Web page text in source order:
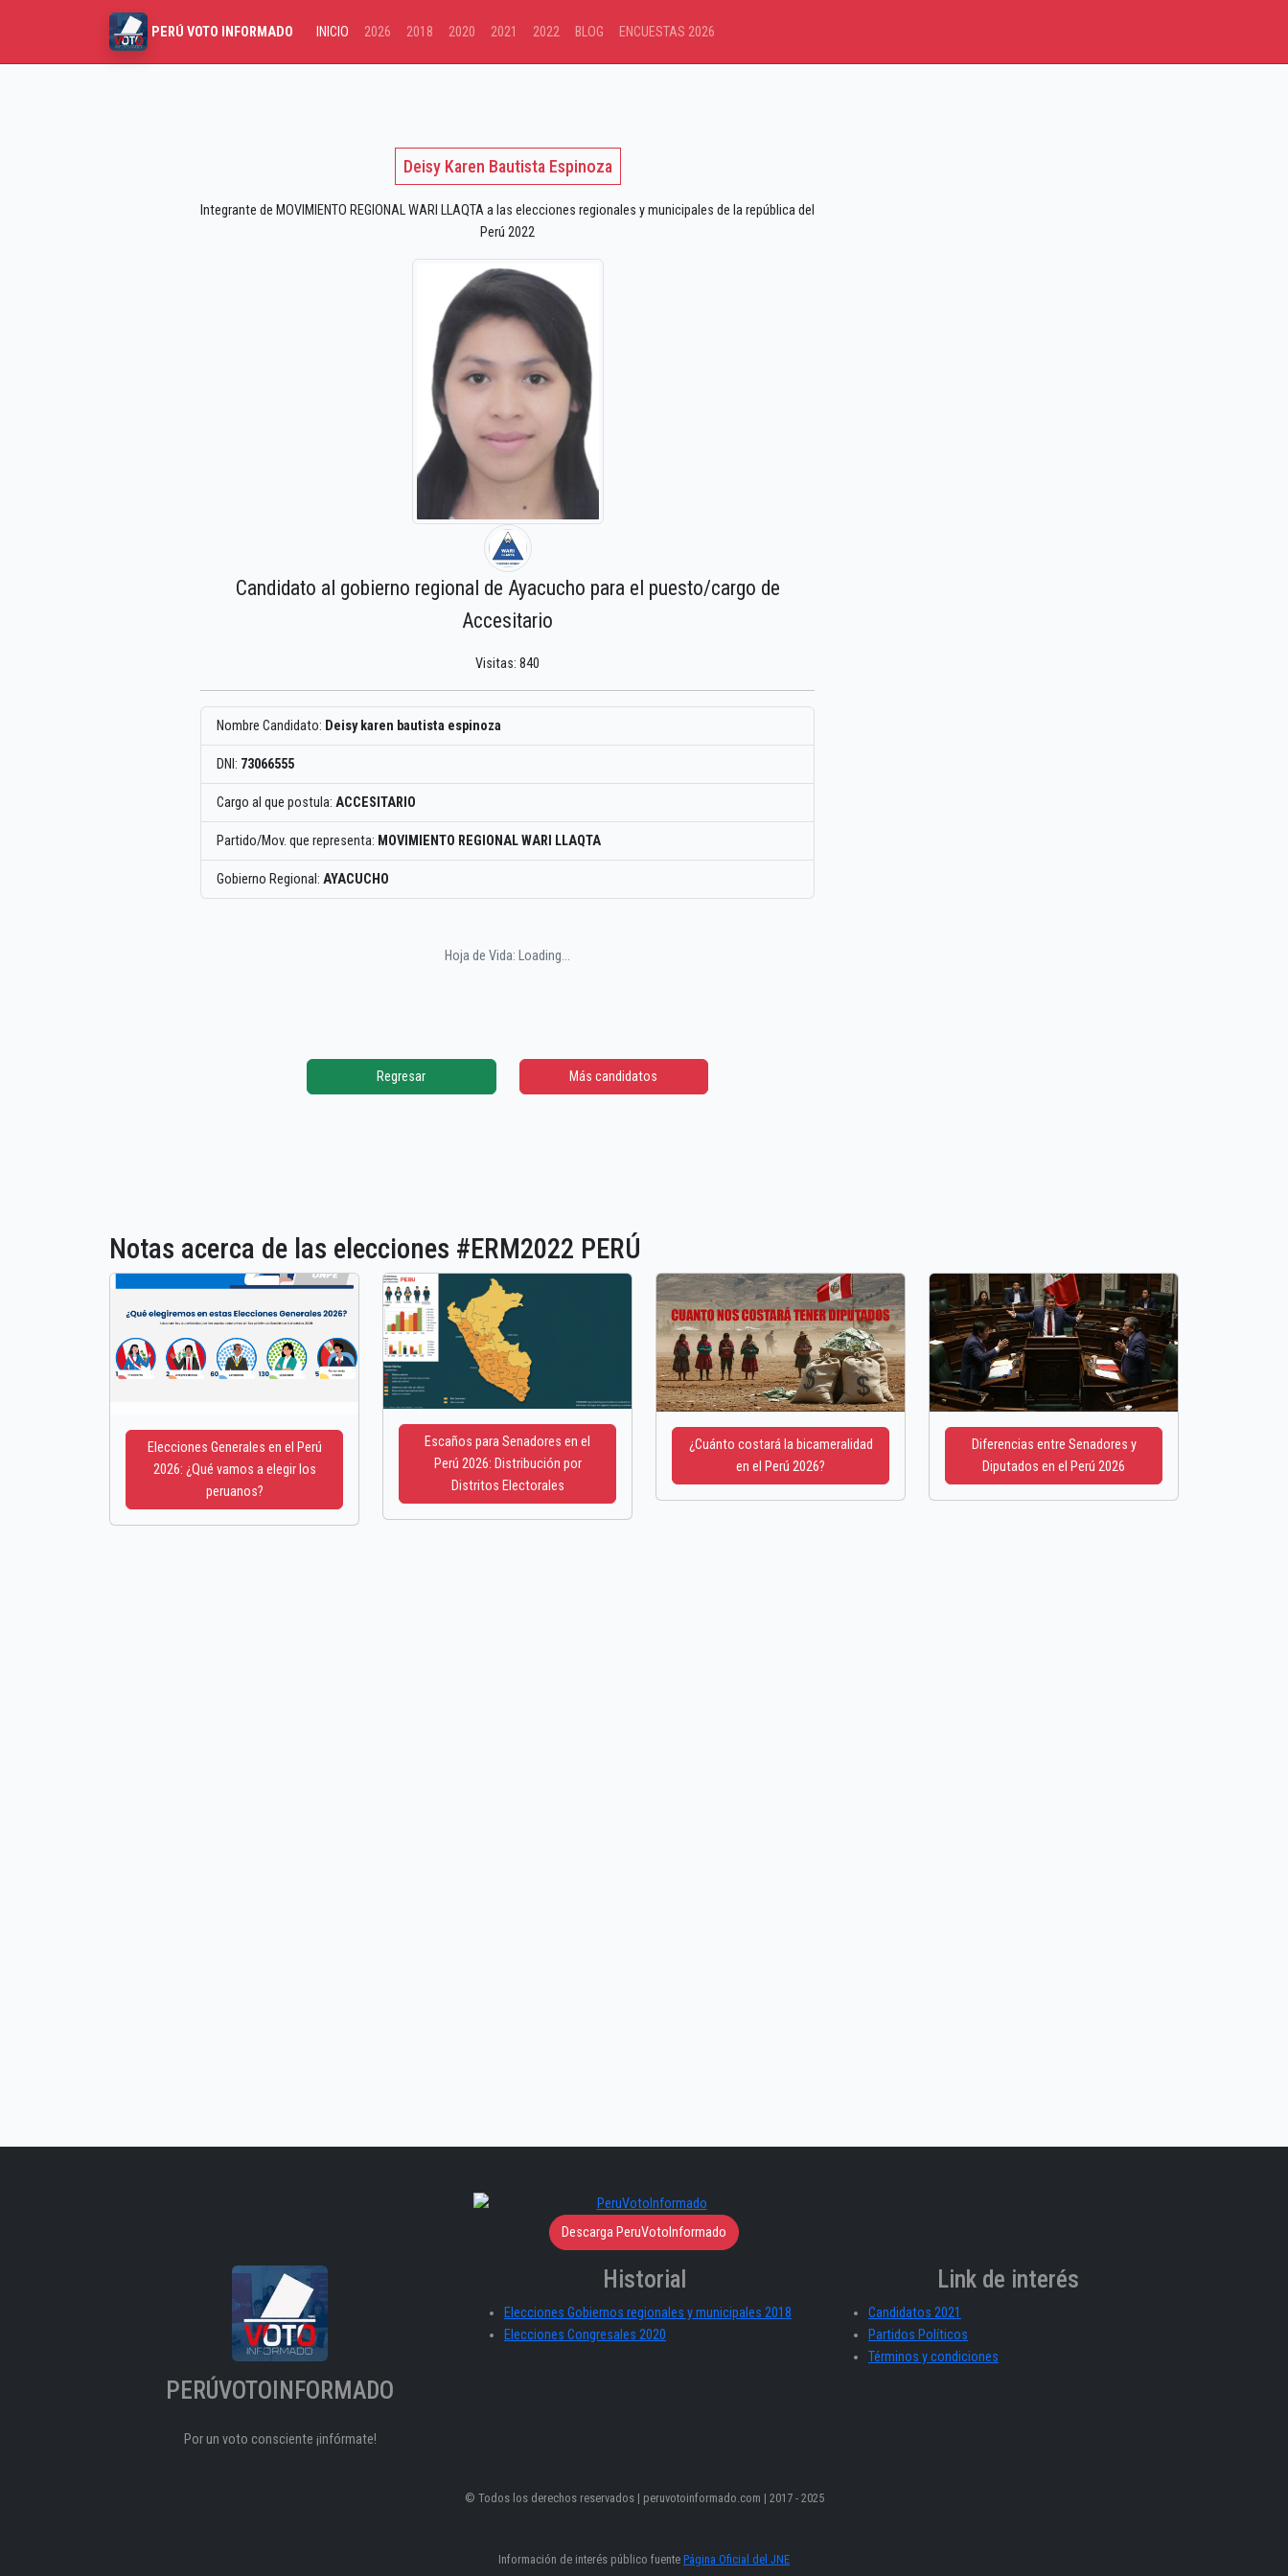
PERÚ VOTO INFORMADO INICIO 2026 2018 2020 2021 2022 BLOG ENCUESTAS 2026
Deisy Karen Bautista Espinoza
Integrante de MOVIMIENTO REGIONAL WARI LLAQTA a las elecciones regionales y municipales de la república del
Perú 2022
Candidato al gobierno regional de Ayacucho para el puesto/cargo de
Accesitario
Visitas: 840
Nombre Candidato: Deisy karen bautista espinoza
DNI: 73066555
Cargo al que postula: ACCESITARIO
Partido/Mov. que representa: MOVIMIENTO REGIONAL WARI LLAQTA
Gobierno Regional: AYACUCHO
Hoja de Vida: Loading...
Regresar Más candidatos
Notas acerca de las elecciones #ERM2022 PERÚ
Elecciones Generales en el Perú
2026: ¿Qué vamos a elegir los
peruanos?
Escaños para Senadores en el
Perú 2026: Distribución por
Distritos Electorales
¿Cuánto costará la bicameralidad
en el Perú 2026?
Diferencias entre Senadores y
Diputados en el Perú 2026
Descarga PeruVotoInformado
PERÚVOTOINFORMADO
Por un voto consciente ¡infórmate!
Historial
Elecciones Gobiernos regionales y municipales 2018
Elecciones Congresales 2020
Link de interés
Candidatos 2021
Partidos Políticos
Términos y condiciones
© Todos los derechos reservados | peruvotoinformado.com | 2017 - 2025
Información de interés público fuente Página Oficial del JNE